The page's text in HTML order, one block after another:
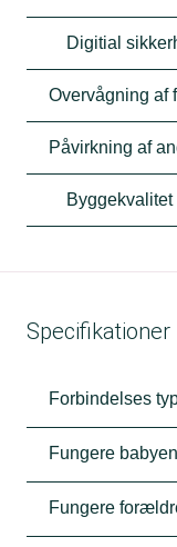
Digitial
Overvågning af
Påvirkning af
Byggekvalitet
Specifikationer
Forbindelses
Fungere
Fungere